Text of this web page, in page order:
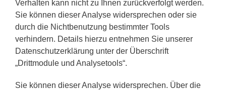
Verhalten kann nicht zu Ihnen zurückverfolgt werden.
Sie können dieser Analyse widersprechen oder sie
durch die Nichtbenutzung bestimmter Tools
verhindern. Details hierzu entnehmen Sie unserer
Datenschutzerklärung unter der Überschrift
„Drittmodule und Analysetools“.
Sie können dieser Analyse widersprechen. Über die